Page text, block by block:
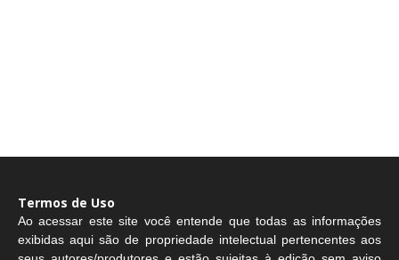
Termos de Uso
Ao acessar este site você entende que todas as informações
exibidas aqui são de propriedade intelectual pertencentes aos